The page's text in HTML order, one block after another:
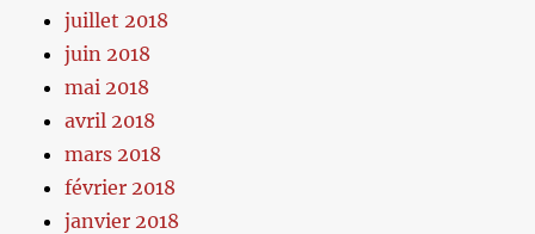
juillet 2018
juin 2018
mai 2018
avril 2018
mars 2018
février 2018
janvier 2018